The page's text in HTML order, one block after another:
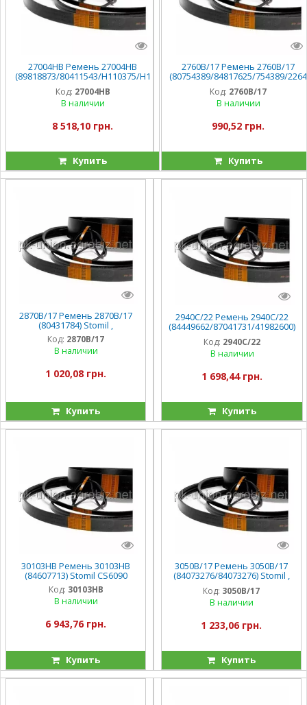
27004HB Ремень 27004HB
(89818873/80411543/H110375/H1
18618) Stomil ,
Код: 27004HB
В наличии
8 518,10 грн.
Купить
2760B/17 Ремень 2760B/17
(80754389/84817625/754389/2264
88) Stomil , TX66/68
Код: 2760B/17
В наличии
990,52 грн.
Купить
2870B/17 Ремень 2870B/17
(80431784) Stomil ,
Код: 2870B/17
В наличии
1 020,08 грн.
Купить
2940C/22 Ремень 2940C/22
(84449662/87041731/41982600)
Stomil ,
Код: 2940C/22
В наличии
1 698,44 грн.
Купить
30103HB Ремень 30103HB
(84607713) Stomil CS6090
Код: 30103HB
В наличии
6 943,76 грн.
Купить
3050B/17 Ремень 3050B/17
(84073276/84073276) Stomil ,
CS660
Код: 3050B/17
В наличии
1 233,06 грн.
Купить